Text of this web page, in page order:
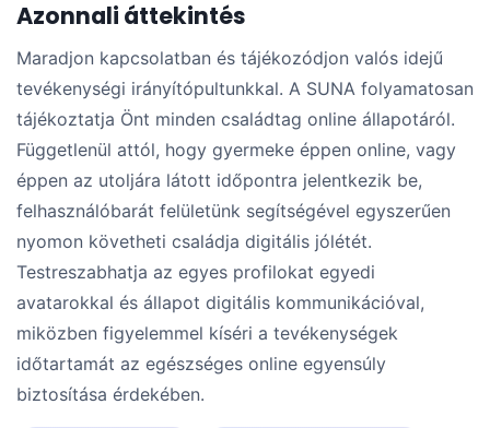
Azonnali áttekintés
Maradjon kapcsolatban és tájékozódjon valós idejű
tevékenységi irányítópultunkkal. A SUNA folyamatosan
tájékoztatja Önt minden családtag online állapotáról.
Függetlenül attól, hogy gyermeke éppen online, vagy
éppen az utoljára látott időpontra jelentkezik be,
felhasználóbarát felületünk segítségével egyszerűen
nyomon követheti családja digitális jólétét.
Testreszabhatja az egyes profilokat egyedi
avatarokkal és állapot digitális kommunikációval,
miközben figyelemmel kíséri a tevékenységek
időtartamát az egészséges online egyensúly
biztosítása érdekében.